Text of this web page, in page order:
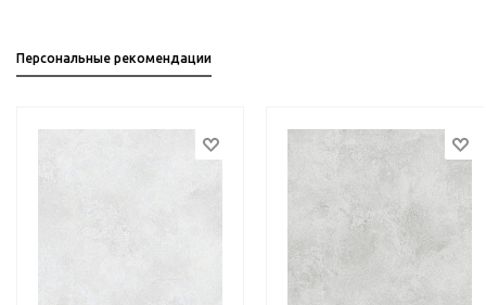
Персональные рекомендации